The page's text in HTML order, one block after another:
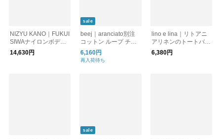
NIZYU KANO｜FUKUI
SIWAナイロンボディ
バッグ S
14,630円
sale
beej｜aranciato別注
コットン ループ チェ
ック ビッグ トートバ
ッグ mi-it008
6,160円
再入荷待ち
lino e lina｜リトアニ
アリネンのトートバッ
グ マノン｜ニュアン
スカラー4色
6,380円
sale